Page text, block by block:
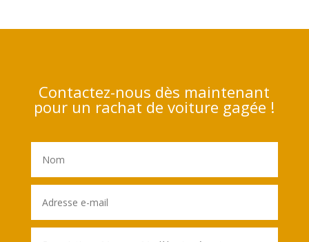
Contactez-nous dès maintenant
pour un rachat de voiture gagée !